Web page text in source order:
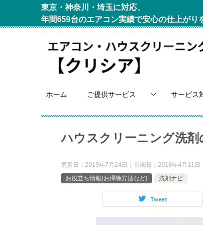
東京・神奈川・埼玉に対応、
年間659台のエアコン実績で安心の仕上がり
ホーム ご提供サービス サービス
ハウスクリーニング洗
更新日： 2019年7月24日 公開日： 2018年4月11日
お役立ち情報(お掃除方法など)
洗剤ナビ
Tweet